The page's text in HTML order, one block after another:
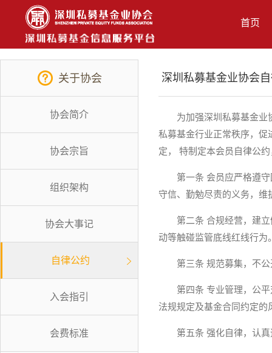
首页
关于协会
协会简介
协会宗旨
组织架构
协会大事记
自律公约
入会指引
会费标准
深圳私募基金业协会
为加强深圳私募基金业
私募基金行业正常秩序，促
定， 特制定本会员自律公
第一条 会员应严格遵
守信、勤勉尽责的义务，
第二条 合规经营，建
动等触碰监管底线红线行为
第三条 规范募集，不
第四条 专业管理，公
法规规定及基金合同约定
第五条 强化自律，认